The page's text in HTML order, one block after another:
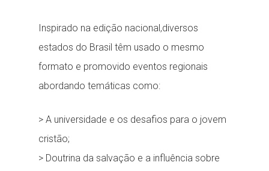
Inspirado na edição nacional,diversos
estados do Brasil têm usado o mesmo
formato e promovido eventos regionais
abordando temáticas como:
> A universidade e os desafios para o jovem
cristão;
> Doutrina da salvação e a influência sobre